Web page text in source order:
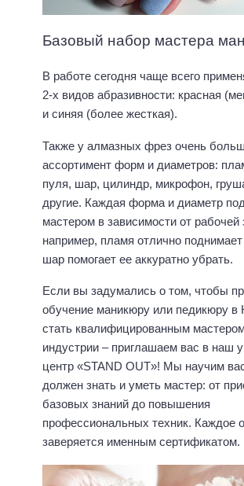
Базовый набор мастера
В работе сегодня чаще всего
2-х видов абразивности: красная
и синяя (более жесткая).
Также у алмазных фрез очень
ассортимент форм и диаметров:
пуля, шар, цилиндр, микрофон,
другие. Каждая форма и диаметр
мастером в зависимости от рабочей
например, пламя отлично поднимает
шар помогает ее аккуратно убрать.
Если вы задумались о том, чтобы
обучение маникюру или педикюру в
стать квалифицированным
индустрии – приглашаем вас в наш
центр «STAND OUT»! Мы научим
должен знать и уметь мастер: от
базовых знаний до повышения
профессиональных техник. Каждое
заверяется именным сертификатом.